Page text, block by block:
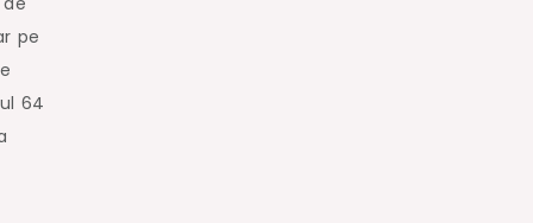
pe
64